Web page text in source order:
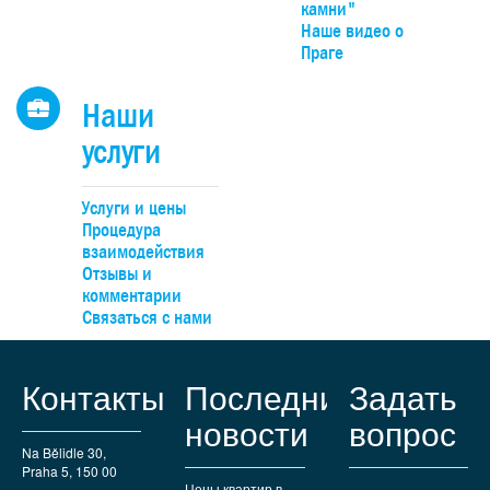
камни"
Наше видео о
Праге
Наши
услуги
Услуги и цены
Процедура
взаимодействия
Отзывы и
комментарии
Связаться с нами
Контакты
Na Bělidle 30,
Praha 5, 150 00
Последние
новости
Задать
вопрос